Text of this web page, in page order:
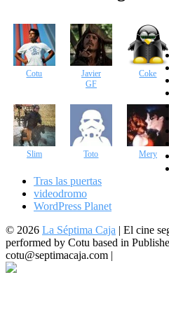
Cotu
Javier
GF
Coke
Slim Toto Mery
Tras las puertas
videodromo
WordPress Planet
© 2026 La Séptima Caja | El cine
performed by Cotu based in
cotu@septimacaja.com |